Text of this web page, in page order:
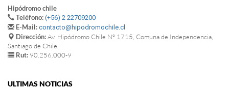
Hipódromo chile
Teléfono: (+56) 2 22709200
E-Mail: contacto@hipodromochile.cl
Dirección:Av. Hipódromo Chile Nº 1715, Comuna de Independencia,
Santiago de Chile.
Rut: 90.256.000-9
ULTIMAS NOTICIAS